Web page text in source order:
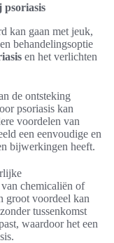
psoriasis
kan gaan met jeuk,
behandelingsoptie
en het verlichten
de ontsteking
psoriasis kan
voordelen van
een eenvoudige en
bijwerkingen heeft.
chemicaliën of
groot voordeel kan
tussenkomst
waardoor het een